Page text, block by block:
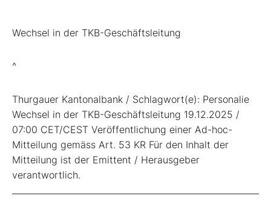
Kontakt
Wechsel in der TKB-Geschäftsleitung
^
Thurgauer Kantonalbank / Schlagwort(e): Personalie
Wechsel in der TKB-Geschäftsleitung 19.12.2025 /
07:00 CET/CEST Veröffentlichung einer Ad-hoc-
Mitteilung gemäss Art. 53 KR Für den Inhalt der
Mitteilung ist der Emittent / Herausgeber
verantwortlich.